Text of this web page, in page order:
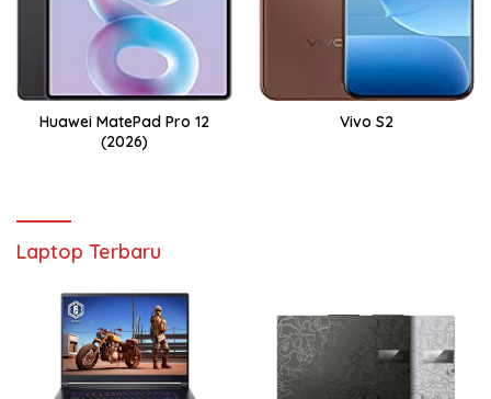
Huawei MatePad Pro 12
(2026)
Vivo S2
Laptop Terbaru